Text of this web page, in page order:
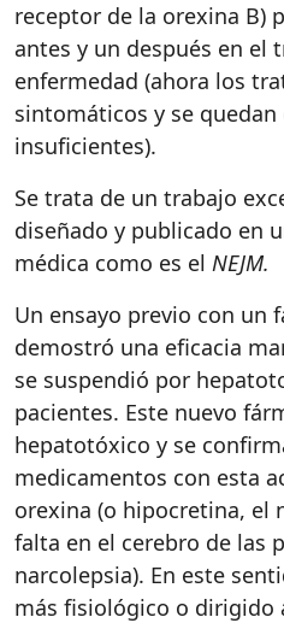
receptor de la orexina B)
antes y un después en el
enfermedad (ahora los
sintomáticos y se
insuficientes).
Se trata de un trabajo
diseñado y publicado en
médica como es el NEJM.
Un ensayo previo con un
demostró una eficacia
se suspendió por
pacientes. Este nuevo
hepatotóxico y se
medicamentos con esta
orexina (o hipocretina, el
falta en el cerebro de las
narcolepsia). En este
más fisiológico o dirigido